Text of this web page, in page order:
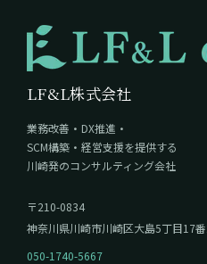
LF&L株式会社
業務改善・DX推進・
SCM構築・経営支援を提供する
川崎発のコンサルティング会社
〒210-0834
神奈川県川崎市川崎区大島5丁目17番
050-1740-5667